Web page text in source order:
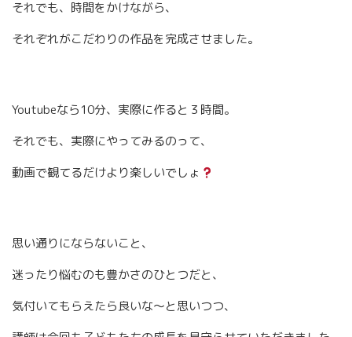
それでも、時間をかけながら、
それぞれがこだわりの作品を完成させました。
Youtubeなら10分、実際に作ると３時間。
それでも、実際にやってみるのって、
動画で観てるだけより楽しいでしょ
思い通りにならないこと、
迷ったり悩むのも豊かさのひとつだと、
気付いてもらえたら良いな〜と思いつつ、